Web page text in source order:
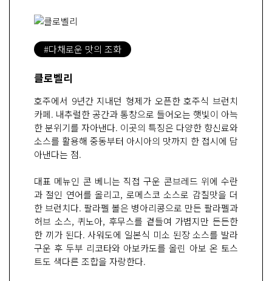
#다채로운 맛의 조화
클로벨리
호주에서 9년간 지내던 형제가 오픈한 호주식 브런치
카페. 내추럴한 공간과 통창으로 들어오는 햇빛이 아늑
한 분위기를 자아낸다. 이곳의 특징은 다양한 향신료와
소스를 활용해 중동부터 아시아의 맛까지 한 접시에 담
아낸다는 점.
대표 메뉴인 콘 베니는 직접 구운 콘브레드 위에 수란
과 절인 연어를 올리고, 로메스코 소스로 감칠맛을 더
한 브런치다. 팔라펠 볼은 병아리콩으로 만든 팔라펠과
허브 소스, 퀴노아, 후무스를 곁들여 가볍지만 든든한
한 끼가 된다. 사워도에 일본식 미소 된장 소스를 발라
구운 후 두부 리코타와 아보카도를 올린 아보 온 토스
트도 색다른 조합을 자랑한다.